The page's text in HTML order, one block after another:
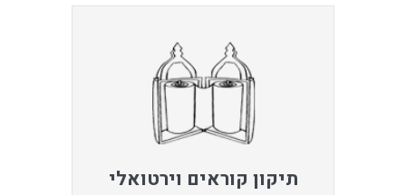
תיקון קוראים וירטואלי